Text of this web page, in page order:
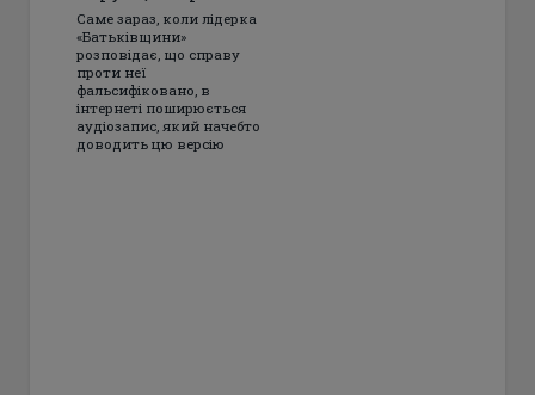
Саме зараз, коли лідерка
«Батьківщини»
розповідає, що справу
проти неї
фальсифіковано, в
інтернеті поширюється
аудіозапис, який начебто
доводить цю версію